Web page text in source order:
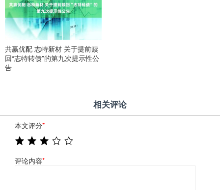
共赢优配 志特新材 关于提前赎
回“志特转债”的第九次提示性公
告
相关评论
本文评分*
评论内容*